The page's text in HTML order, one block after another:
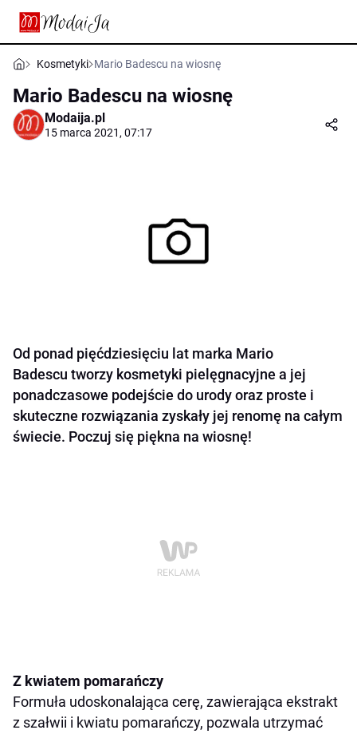
Kosmetyki Mario Badescu na wiosnę
Mario Badescu na wiosnę
Modaija.pl
15 marca 2021, 07:17
Od ponad pięćdziesięciu lat marka Mario
Badescu tworzy kosmetyki pielęgnacyjne a jej
ponadczasowe podejście do urody oraz proste i
skuteczne rozwiązania zyskały jej renomę na całym
świecie. Poczuj się piękna na wiosnę!
Z kwiatem pomarańczy
Formuła udoskonalająca cerę, zawierająca ekstrakt
z szałwii i kwiatu pomarańczy, pozwala utrzymać